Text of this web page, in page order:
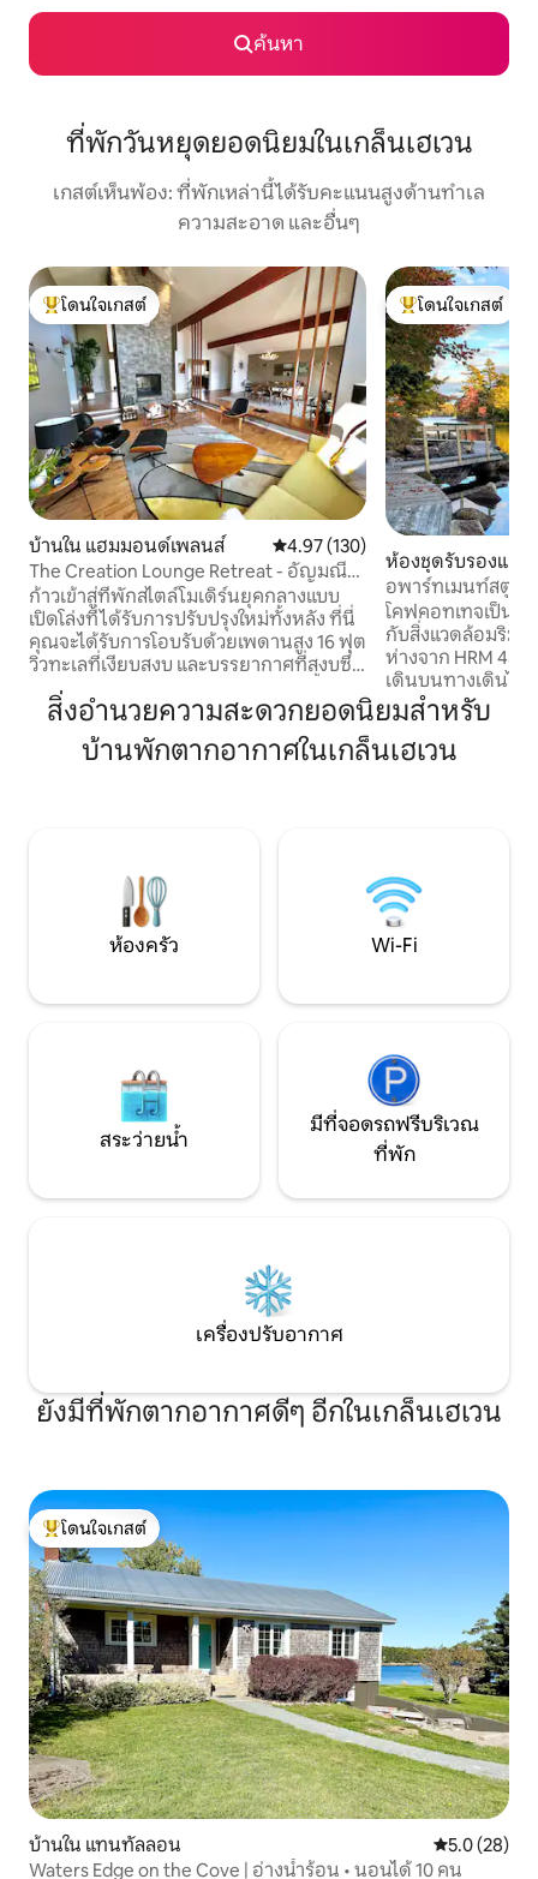
ค้นหา
ที่พักวันหยุดยอดนิยมในเกล็นเฮเวน
เกสต์เห็นพ้อง: ที่พักเหล่านี้ได้รับคะแนนสูงด้านทำเล
ความสะอาด และอื่นๆ
โดนใจเกสต์ที่สุด
โดนใจเกสต์
บ้านใน แฮมมอนด์เพลนส์ คะแนนเฉลี่ย 4.97 จาก 5, 130 รีวิว
4.97 (130)
The Creation Lounge Retreat - อัญมณีที่
ไม่เหมือนใคร!
ก้าวเข้าสู่ที่พักสไตล์โมเดิร์นยุคกลางแบบ
เปิดโล่งที่ได้รับการปรับปรุงใหม่ทั้งหลัง ที่นี่
คุณจะได้รับการโอบรับด้วยเพดานสูง 16 ฟุต
วิวทะเลที่เงียบสงบ และบรรยากาศที่สงบซึ่ง
ทำให้คุณรู้สึกผ่อนคลายได้ทันที อ่างน้ำร้อน
ขนาดใหญ่พร้อมวิวน้ำ เรือปั่น สระว่ายน้ำ
ใกล้เคียง หลุมก่อกองไฟ เกมบนกระดาน
และบนสนามหญ้า งานศิลปะ/งานฝีมือของ
ในซีรีส์ทีวี Home Shores - Ssn 7 การจด
ทะเบียน: STR2425A6031
โดนใจเกสต์ที่สุด
โดนใจเกสต์
ห้องชุดรับรองแขก
ds
อพาร์ทเมนท์สตูดิ
โอเอซิส
โคฟคอทเทจเป็น
กับสิ่งแวดล้อมริมท
ห่างจาก HRM 45
เดินบนทางเดินไม้
เพลิดเพลินกับวิว ใ
สวน พายเรือคายัค หรือว่า
ปราศจากกลิ่นและ
⬇ TT, IG และ
สิ่งอำนวยความสะดวกยอดนิยมสำหรับ
บ้านพักตากอากาศในเกล็นเฮเวน
ห้องครัว Wi-Fi
สระว่ายน้ำ
มีที่จอดรถฟรีบริเวณ
ที่พัก
เครื่องปรับอากาศ
ยังมีที่พักตากอากาศดีๆ อีกในเกล็นเฮเวน
โดนใจเกสต์ที่สุด
โดนใจเกสต์
บ้านใน แทนทัลลอน คะแนนเฉลี่ย
5.0 (28)
Waters Edge on the Cove | อ่างน้ำร้อน • นอนได้ 10 คน